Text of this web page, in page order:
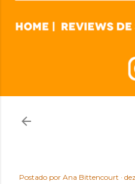
Postado por Ana Bittencourt